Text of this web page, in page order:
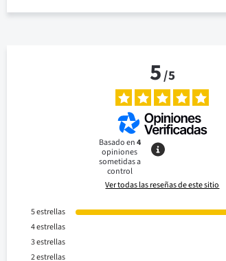
5/5
Basado en4
opiniones
sometidas a
control
Ver todas las reseñas de este sitio
5estrellas
4estrellas
3estrellas
2estrellas